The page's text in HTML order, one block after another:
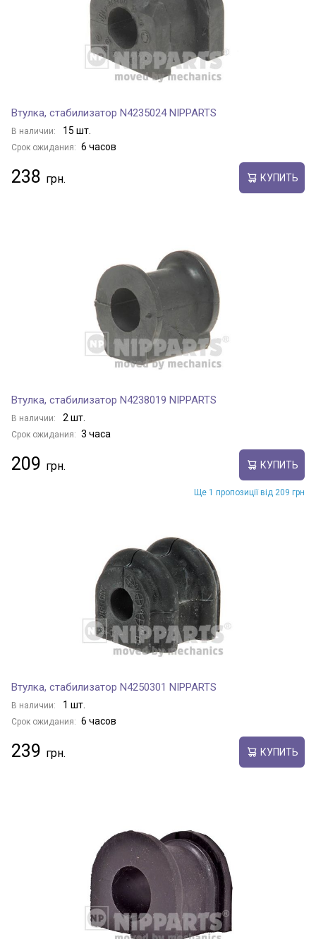
Втулка, стабилизатор N4235024 NIPPARTS
В наличии: 15 шт.
Срок ожидания: 6 часов
238 КУПИТЬ
Втулка, стабилизатор N4238019 NIPPARTS
В наличии: 2 шт.
Срок ожидания: 3 часа
209 КУПИТЬ
Ще 1 пропозиції від 209 грн
Втулка, стабилизатор N4250301 NIPPARTS
В наличии: 1 шт.
Срок ожидания: 6 часов
239 КУПИТЬ